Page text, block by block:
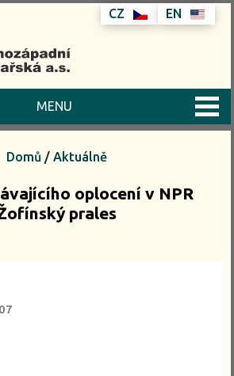
CZ EN
MENU
Domů/ Aktuálně
oplocení v NPR
prales